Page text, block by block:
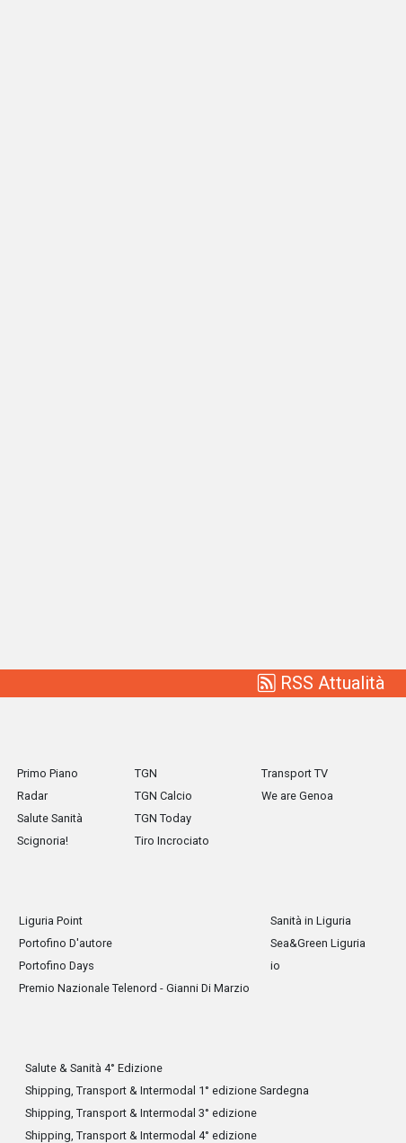
RSS Attualità
Primo Piano
Radar
Salute Sanità
Scignoria!
TGN
TGN Calcio
TGN Today
Tiro Incrociato
Transport TV
We are Genoa
Liguria Point
Portofino D'autore
Portofino Days
Premio Nazionale Telenord - Gianni Di Marzio
Sanità in Liguria
Sea&Green Liguria
io
Salute & Sanità 4° Edizione
Shipping, Transport & Intermodal 1° edizione Sardegna
Shipping, Transport & Intermodal 3° edizione
Shipping, Transport & Intermodal 4° edizione